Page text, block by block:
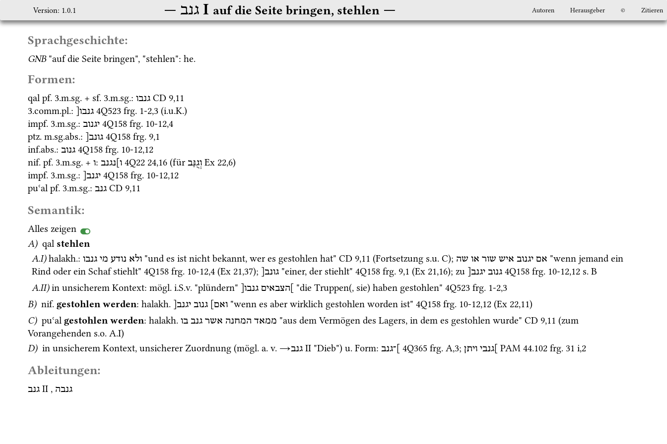
גנב‎ I auf die Seite bringen, stehlen
Version: 1.0.1 Autoren Herausgeber © Zitieren
Sprachgeschichte:
GNB "auf die Seite bringen", "stehlen": he.
Formen:
qal pf. 3.m.sg. + sf. 3.m.sg.: גנבו CD 9,11
3.comm.pl.: גנבו[ 4Q523 frg. 1-2,3 (i.u.K.)
impf. 3.m.sg.: יגנוב 4Q158 frg. 10-12,4
ptz. m.sg.abs.: גונב[ 4Q158 frg. 9,1
inf.abs.: גנוב 4Q158 frg. 10-12,12
nif. pf. 3.m.sg. + ו: ו]נגנב 4Q22 24,16 (für וְגֻנַּב Ex 22,6)
impf. 3.m.sg.: יגנב[ 4Q158 frg. 10-12,12
puʿal pf. 3.m.sg.: גנב CD 9,11
Semantik:
Alles zeigen
A) qal stehlen
A.I)halakh.: ולא נודע מי גנבו "und es ist nicht bekannt, wer es gestohlen hat" CD 9,11 (Fortsetzung s.u. C); אם יגנוב איש שור או שה
"wenn jemand ein
Rind oder ein Schaf stiehlt" 4Q158 frg. 10-12,4 (Ex 21,37); גונב[ "einer, der stiehlt" 4Q158 frg. 9,1 (Ex 21,16); zu גנוב יגנב[ 4Q158 frg. 10-12,12 s. B
A.II)in unsicherem Kontext: mögl. i.S.v. "plündern" ]הצבאים גנבו[ "die Truppen(, sie) haben gestohlen" 4Q523 frg. 1-2,3
B) nif. gestohlen werden: halakh. ואם] גנוב יגנב[ "wenn es aber wirklich gestohlen worden ist" 4Q158 frg. 10-12,12 (Ex 22,11)
C) puʿal gestohlen werden: halakh. ממאד המחנה אשר גנב בו "aus dem Vermögen des Lagers, in dem es gestohlen wurde" CD 9,11 (zum
Vorangehenden s.o. A.I)
D) in unsicherem Kontext, unsicherer Zuordnung (mögl. a. v. →גנב ‎ II "Dieb") u. Form: ]־גנב 4Q365 frg. A,3; ]גנבי ויתן PAM 44.102 frg. 31 i,2
Ableitungen:
גנב ‎ II , גנבה